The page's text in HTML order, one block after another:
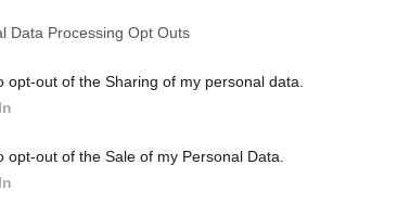
Data Processing Opt Outs
opt-out of the Sharing of my personal data.
opt-out of the Sale of my Personal Data.
δύο περιφέρειες, ρωσικές κι
συζήτηση είναι η αύξηση των ομάδων που
θέλουν να αποκτήσουν πιο σταθερές
τη συμμετοχή τους στη διοργάνωση.